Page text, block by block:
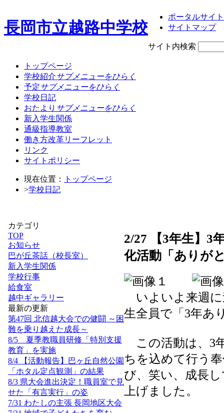
長岡市立越路中学校
ポータルサイト
サイトマップ
サイト内検索
トップページ
学校紹介サブメニューをひらく
予定サブメニューをひらく
学校日記
おたより サブメニューをひらく
新入学生関係
通級指導教室
働き方改革リーフレット
リンク
サイトポリシー
現在位置：
トップページ
>学校日記